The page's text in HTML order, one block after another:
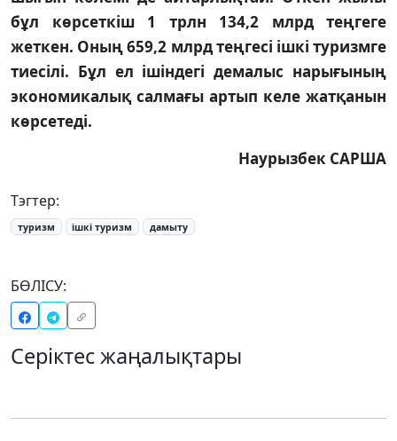
бұл көрсеткіш 1 трлн 134,2 млрд теңгеге
жеткен. Оның 659,2 млрд теңгесі ішкі туризмге
тиесілі. Бұл ел ішіндегі демалыс нарығының
экономикалық салмағы артып келе жатқанын
көрсетеді.
Наурызбек САРША
Тэгтер:
туризм ішкі туризм дамыту
БӨЛІСУ:
Серіктес жаңалықтары